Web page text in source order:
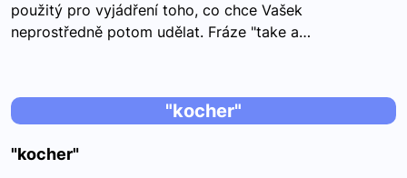
použitý pro vyjádření toho, co chce Vašek
neprostředně potom udělat. Fráze "take a…
"kocher"
"kocher"